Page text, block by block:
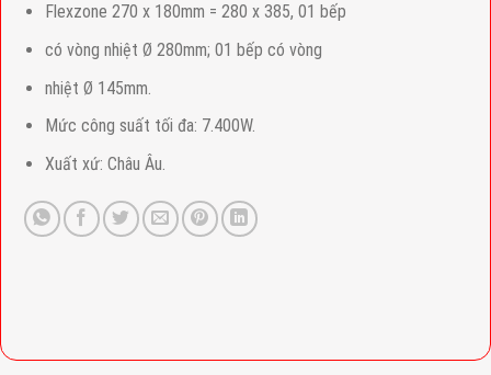
Flexzone 270 x 180mm = 280 x 385, 01 bếp
có vòng nhiệt Ø 280mm; 01 bếp có vòng
nhiệt Ø 145mm.
Mức công suất tối đa: 7.400W.
Xuất xứ: Châu Âu.